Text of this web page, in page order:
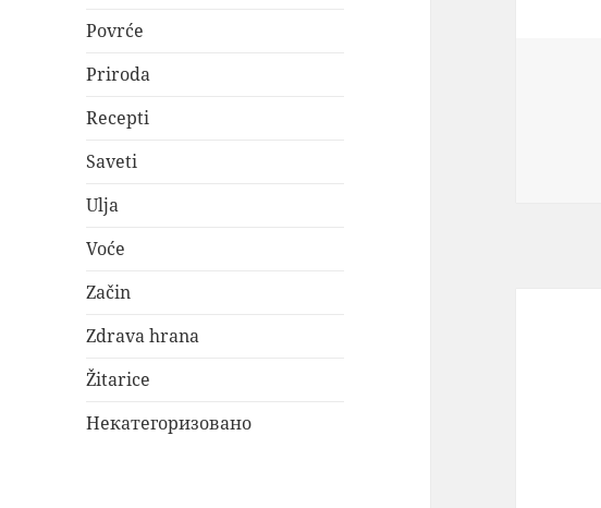
Povrće
Priroda
Recepti
Saveti
Ulja
Voće
Začin
Zdrava hrana
Žitarice
Некатегоризовано